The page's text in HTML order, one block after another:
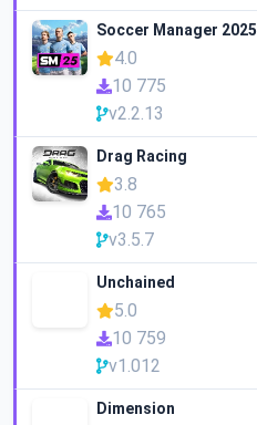
Soccer Manager 2025
4.0
10 775
v2.2.13
Drag Racing
3.8
10 765
v3.5.7
Unchained
5.0
10 759
v1.012
Dimension